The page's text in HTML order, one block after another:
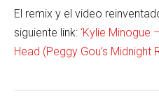
El remix y el video
siguiente link: ‘Kylie Minogue
Head (Peggy Gou’s Midnight